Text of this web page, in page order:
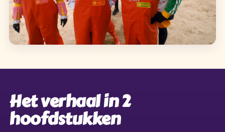
✦✶
★
✧
✦
★
✧✦
✶
Het verhaal in 2
hoofdstukken